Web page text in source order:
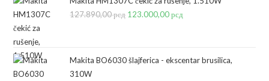
127.890,00рсд Originalna
bila:
123.000,00рсд
123.000,00 рсд.
Makita BO6030 šlajferica - ekscentar brusilica,
310W